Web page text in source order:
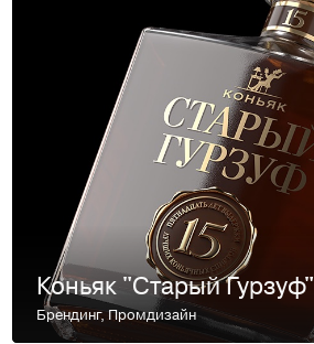
Коньяк "Старый Гурзуф"
Брендинг,Промдизайн